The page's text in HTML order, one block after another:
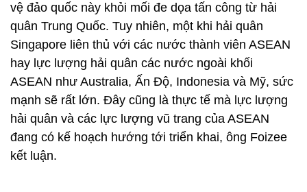
vệ đảo quốc này khỏi mối đe dọa tấn công từ hải
quân Trung Quốc. Tuy nhiên, một khi hải quân
Singapore liên thủ với các nước thành viên ASEAN
hay lực lượng hải quân các nước ngoài khối
ASEAN như Australia, Ấn Độ, Indonesia và Mỹ, sức
mạnh sẽ rất lớn. Đây cũng là thực tế mà lực lượng
hải quân và các lực lượng vũ trang của ASEAN
đang có kế hoạch hướng tới triển khai, ông Foizee
kết luận.